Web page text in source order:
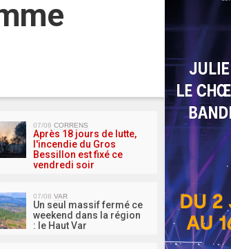
MA
07/08 CORRENS
Après 18 jours de lutte,
l'incendie du Gros
Bessillon est fixé ce
vendredi soir
07/08 VAR
Un seul massif fermé ce
weekend dans la région
: le Haut Var